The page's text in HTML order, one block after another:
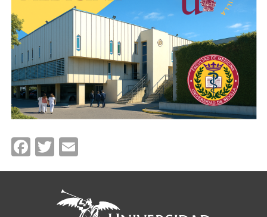
Facebook
Twitter